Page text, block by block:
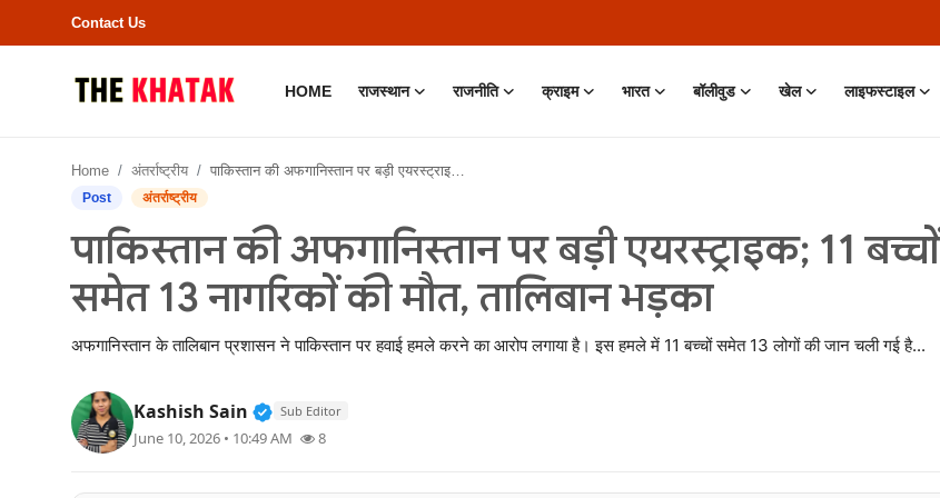
Contact Us
HOME राजस्थान राजनीति क्राइम भारत बॉलीवुड खेल लाइफस्टाइल
Contact Us
राजस्थान
राजनीति
Home अंतर्राष्ट्रीय पाकिस्तान की अफगानिस्तान पर बड़ी एयरस्ट्राइक; 11 बच्चों समेत 13 नागरिकों की मौत, तालिबान भड़का
Post अंतर्राष्ट्रीय
पाकिस्तान की अफगानिस्तान पर बड़ी एयरस्ट्राइक; 11 बच्चों
समेत 13 नागरिकों की मौत, तालिबान भड़का
अफगानिस्तान के तालिबान प्रशासन ने पाकिस्तान पर हवाई हमले करने का आरोप लगाया है। इस हमले में 11 बच्चों समेत 13 लोगों की जान चली गई है...
Kashish Sain Verified Public Figure • 11 Jun, 2026
Sub Editor
June 10, 2026 • 10:49 AM 8